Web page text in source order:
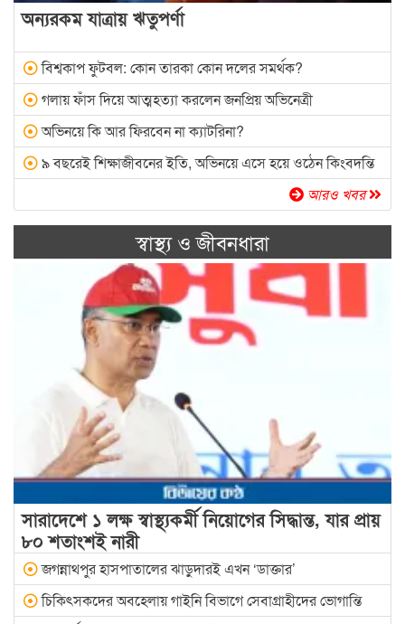
অন্যরকম যাত্রায় ঋতুপর্ণা
বিশ্বকাপ ফুটবল: কোন তারকা কোন দলের সমর্থক?
গলায় ফাঁস দিয়ে আত্মহত্যা করলেন জনপ্রিয় অভিনেত্রী
অভিনয়ে কি আর ফিরবেন না ক্যাটরিনা?
৯ বছরেই শিক্ষাজীবনের ইতি, অভিনয়ে এসে হয়ে ওঠেন কিংবদন্তি
আরও খবর
স্বাস্থ্য ও জীবনধারা
সারাদেশে ১ লক্ষ স্বাস্থ্যকর্মী নিয়োগের সিদ্ধান্ত, যার প্রায়
৮০ শতাংশই নারী
জগন্নাথপুর হাসপাতালের ঝাড়ুদারই এখন ‘ডাক্তার’
চিকিৎসকদের অবহেলায় গাইনি বিভাগে সেবাগ্রাহীদের ভোগান্তি